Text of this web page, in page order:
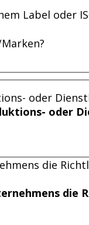
Label oder
oder
oder
die
die